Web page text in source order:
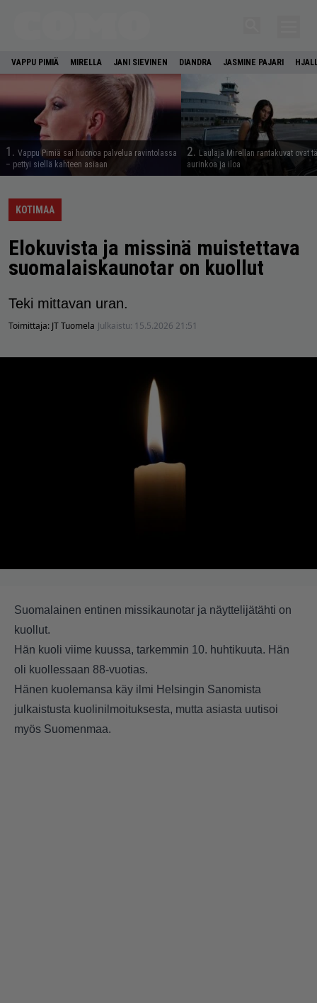
VAPPU PIMIÄ MIRELLA JANI SIEVINEN DIANDRA JASMINE PAJARI
1. Vappu Pimiä sai huonoa palvelua ravintolassa
– pettyi siellä kahteen asiaan
2. Laulaja Mirellan rantakuvat ovat
aurinkoa ja iloa
KOTIMAA
Elokuvista ja missinä muistettava
suomalaiskaunotar on kuollut
Teki mittavan uran.
Toimittaja: JT Tuomela Julkaistu: 15.5.2026 21:51
Suomalainen entinen missikaunotar ja näyttelijätähti on
kuollut.
Hän kuoli viime kuussa, tarkemmin 10. huhtikuuta. Hän
oli kuollessaan 88-vuotias.
Hänen kuolemansa käy ilmi Helsingin Sanomista
julkaistusta kuolinilmoituksesta, mutta asiasta uutisoi
myös Suomenmaa.